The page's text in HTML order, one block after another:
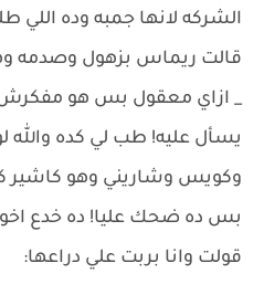
الشركه لانها جمبه وده اللي
قالت ريماس بزهول وصدمه
_ ازاي معقول بس هو مفكرش
يسأل عليه! طب لي كده والله
وكويس وشاريني وهو كاشير
بس ده ضحك عليا! ده خدع
قولت وانا بربت علي دراعها: